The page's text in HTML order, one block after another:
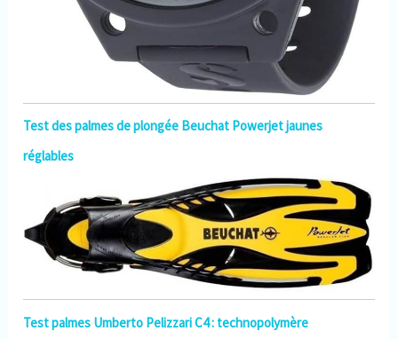
Test des palmes de plongée Beuchat Powerjet jaunes
réglables
Test palmes Umberto Pelizzari C4 : technopolymère